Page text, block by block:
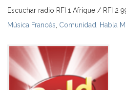
Escuchar radio RFI 1 Afrique / RFI 2
Música Francés Comunidad Habla